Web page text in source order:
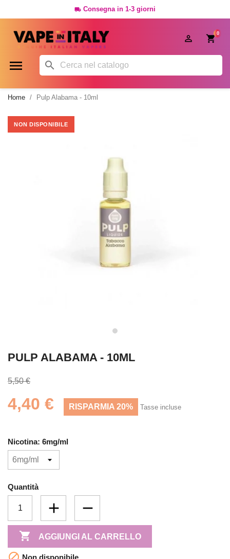
 Consegna in 1-3 giorni
0

 
Home Pulp Alabama - 10ml
NON DISPONIBILE
PULP ALABAMA - 10ML
5,50 €
4,40 € RISPARMIA 20% Tasse incluse
Nicotina: 6mg/ml
Quantità
 AGGIUNGI AL CARRELLO